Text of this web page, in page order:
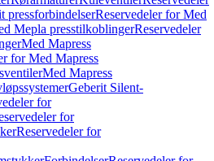
pressforbindelserReservedeler for Med
Mepla presstilkoblingerReservedeler
Med Mapress
for Med Mapress
Med Mapress
Geberit Silent-
for
for
Reservedeler for